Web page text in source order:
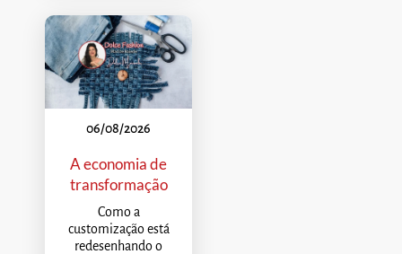
06/08/2026
A economia de
transformação
Como a
customização está
redesenhando o